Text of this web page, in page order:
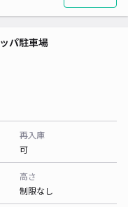
パ駐車場
再入庫
可
高さ
制限なし